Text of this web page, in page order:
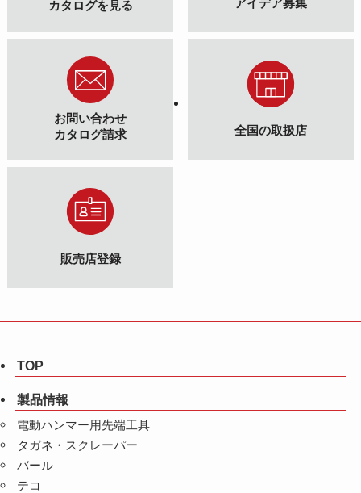
カタログを見る アイデア募集
お問い合わせ
カタログ請求
全国の取扱店
販売店登録
TOP
製品情報
電動ハンマー用先端工具
タガネ・スクレーパー
バール
テコ